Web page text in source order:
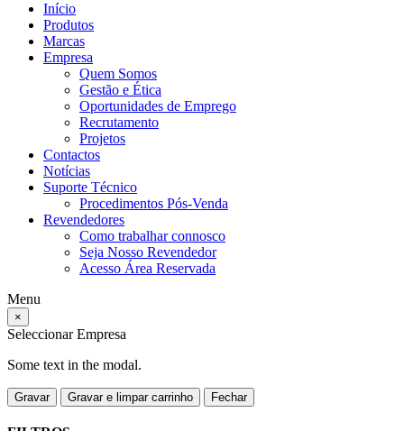
Início
Produtos
Marcas
Empresa
Quem Somos
Gestão e Ética
Oportunidades de Emprego
Recrutamento
Projetos
Contactos
Notícias
Suporte Técnico
Procedimentos Pós-Venda
Revendedores
Como trabalhar connosco
Seja Nosso Revendedor
Acesso Área Reservada
Menu
×
Seleccionar Empresa
Some text in the modal.
Gravar Gravar e limpar carrinho Fechar